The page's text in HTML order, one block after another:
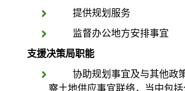
提供规划服务
监督办公地方安排事宜
支援决策局职能
协助规划事宜及与其他政策
察土地供应事宜联络，当中包